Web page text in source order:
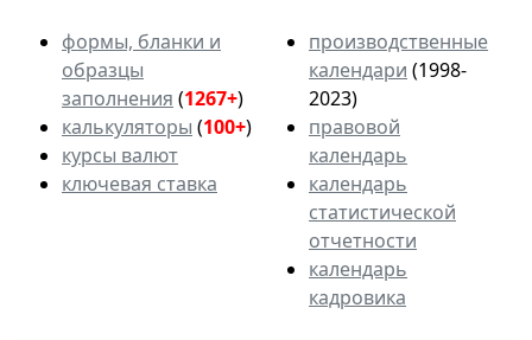
формы, бланки и
образцы
заполнения (1267+)
калькуляторы (100+)
курсы валют
ключевая ставка
производственные
календари (1998-
2023)
правовой
календарь
календарь
статистической
отчетности
календарь
кадровика